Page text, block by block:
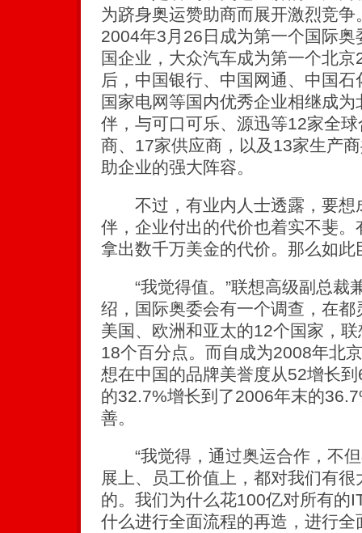
为跻身奥运赞助商而展开激烈竞
2004年3月26日成为第一个国际
国企业，大众汽车成为第一个北
后，中国银行、中国网通、中国
国家电网等国内优秀企业相继成
伴，与可口可乐、源迅等12家全
商、17家供应商，以及13家生产
助企业的强大阵容。
不过，有业内人士透露，要想
伴，企业付出的代价也着实不斐
拿出数千万美金的代价。那么如此
“我觉得值。”联想高级副总裁
绍，国际奥委会有一个调查，在
美国、欧洲和亚太的12个国家，
18个百分点。而自成为2008年北
想在中国的品牌美誉度从52增长
的32.7%增长到了2006年末的
善。
“我觉得，通过奥运合作，不但
展上、员工价值上，都对我们有
的。我们为什么花100亿对所有的
什么进行全面流程的再造，进行